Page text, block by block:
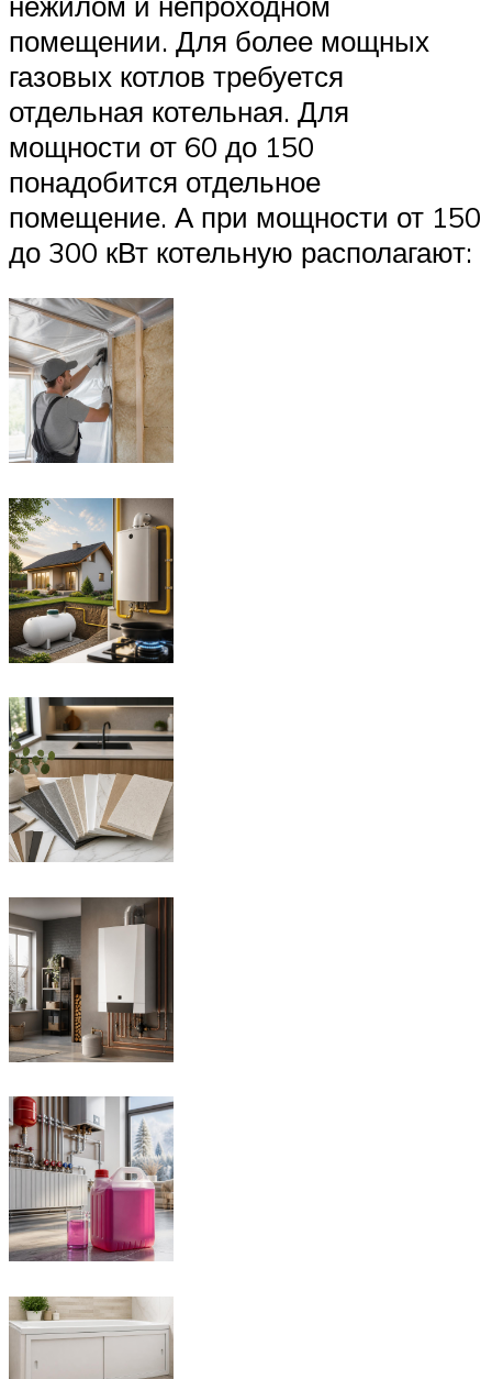
помещении. Для более мощных
газовых котлов требуется
отдельная котельная. Для
мощности от 60 до 150
понадобится отдельное
помещение. А при мощности от 150
до 300 кВт котельную располагают: